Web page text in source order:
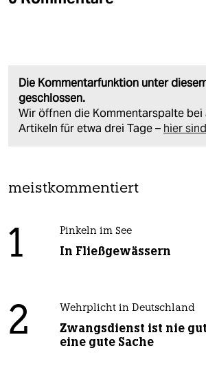
Die Kommentarfunktion unter
geschlossen.
Wir öffnen die Kommentarspalte bei
Artikeln für etwa drei Tage – hier
meistkommentiert
1 Pinkeln im See
In Fließgewässern
2 Wehrplicht in Deutschland
Zwangsdienst ist nie
eine gute Sache